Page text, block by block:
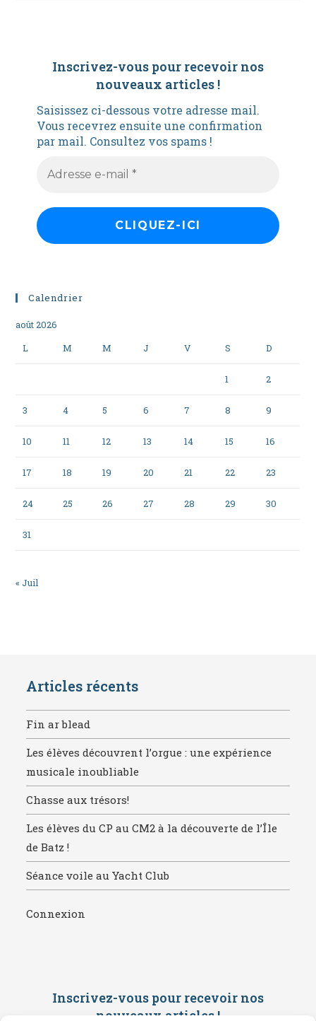
Inscrivez-vous pour recevoir nos
nouveaux articles !
Saisissez ci-dessous votre adresse mail.
Vous recevrez ensuite une confirmation
par mail. Consultez vos spams !
Calendrier
août 2026
L
M M J V S D
1 2
3 4 5 6 7 8 9
10 11 12 13 14 15 16
17 18 19 20 21 22 23
24 25 26 27 28 29 30
31
« Juil
Articles récents
Fin ar blead
Les élèves découvrent l’orgue : une expérience
musicale inoubliable
Chasse aux trésors!
Les élèves du CP au CM2 à la découverte de l’Île
de Batz !
Séance voile au Yacht Club
Connexion
Inscrivez-vous pour recevoir nos
nouveaux articles !